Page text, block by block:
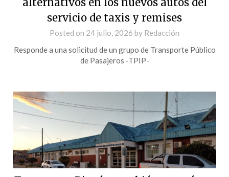
servicio de taxis y remises
Posted on 24 julio, 2026 by Redacción
Responde a una solicitud de un grupo de Transporte Público
de Pasajeros -TPIP-